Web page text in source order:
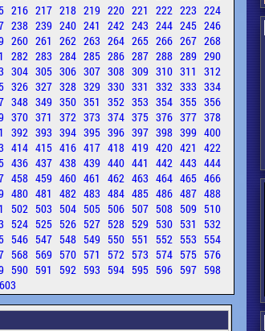
216 217 218 219 220 221 222 223 224
238 239 240 241 242 243 244 245 246
260 261 262 263 264 265 266 267 268
282 283 284 285 286 287 288 289 290
304 305 306 307 308 309 310 311 312
326 327 328 329 330 331 332 333 334
348 349 350 351 352 353 354 355 356
370 371 372 373 374 375 376 377 378
392 393 394 395 396 397 398 399 400
414 415 416 417 418 419 420 421 422
436 437 438 439 440 441 442 443 444
458 459 460 461 462 463 464 465 466
480 481 482 483 484 485 486 487 488
502 503 504 505 506 507 508 509 510
524 525 526 527 528 529 530 531 532
546 547 548 549 550 551 552 553 554
568 569 570 571 572 573 574 575 576
590 591 592 593 594 595 596 597 598
603